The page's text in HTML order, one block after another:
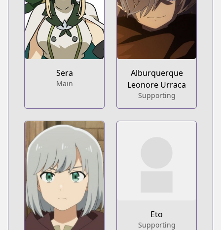
Sera
Main
Alburquerque
Leonore Urraca
Supporting
Eto
Supporting